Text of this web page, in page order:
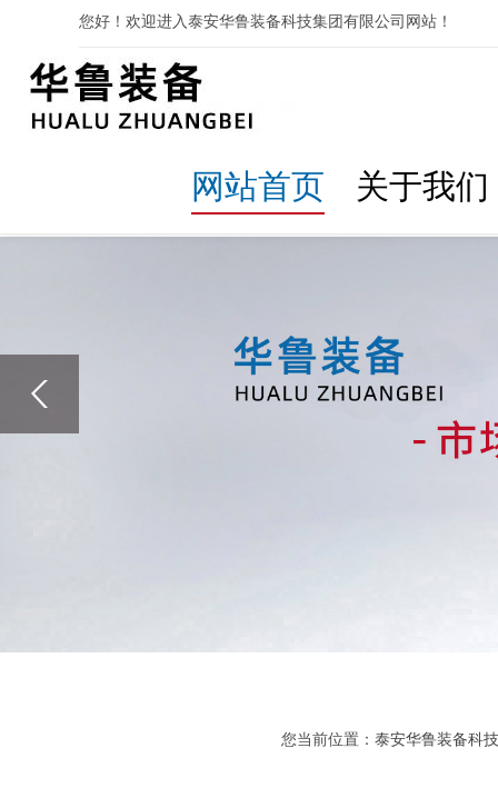
您好！欢迎进入泰安华鲁装备科技集团有限公司网站！
网站首页 关于我们
您当前位置：泰安华鲁装备科